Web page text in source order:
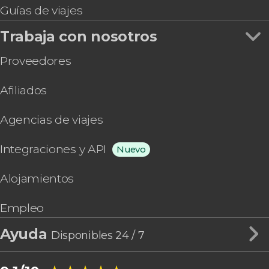
Guías de viajes
Trabaja con nosotros
Proveedores
Afiliados
Agencias de viajes
Integraciones y API Nuevo
Alojamientos
Empleo
Ayuda Disponibles 24 / 7